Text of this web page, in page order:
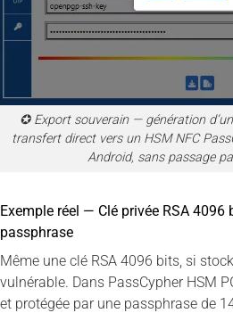
✪ Export souverain — génération
transfert direct vers un HSM NFC
Android, sans passage
Exemple réel — Clé privée RSA 4096
passphrase
Même une clé RSA 4096 bits, si
vulnérable. Dans PassCypher HSM
et protégée par une passphrase de